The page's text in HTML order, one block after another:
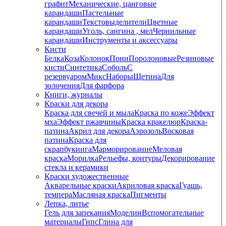
графитМеханические, цанговые
карандашиПастельные
карандашиТекстовыделителиЦветные
карандашиУголь, сангина , мелЧернильные
карандашиИнструменты и аксессуары
Кисти
БелкаКозаКолонокПониПоролоновыеРезиновые
кистиСинтетикаСобольС
резервуаромМиксНаборыЩетинаДля
золоченияДля фарфора
Книги, журналы
Краски для декора
Краска для свечей и мылаКраска по кожеЭффект
мхаЭффект ржавчиныКраска кракелюрКраска-
патинаАкрил для декораАэрозольВосковая
патинаКраска для
скрапбукингаМарморированиеМеловая
краскаМорилкаРельефы, контурыДекорирование
стекла и керамики
Краски художественные
Акварельные краскиАкриловая краскаГуашь,
темпераМасляная краскаПигменты
Лепка, литье
Гель для запеканияМоделинВспомогательные
материалыГипсГлина для